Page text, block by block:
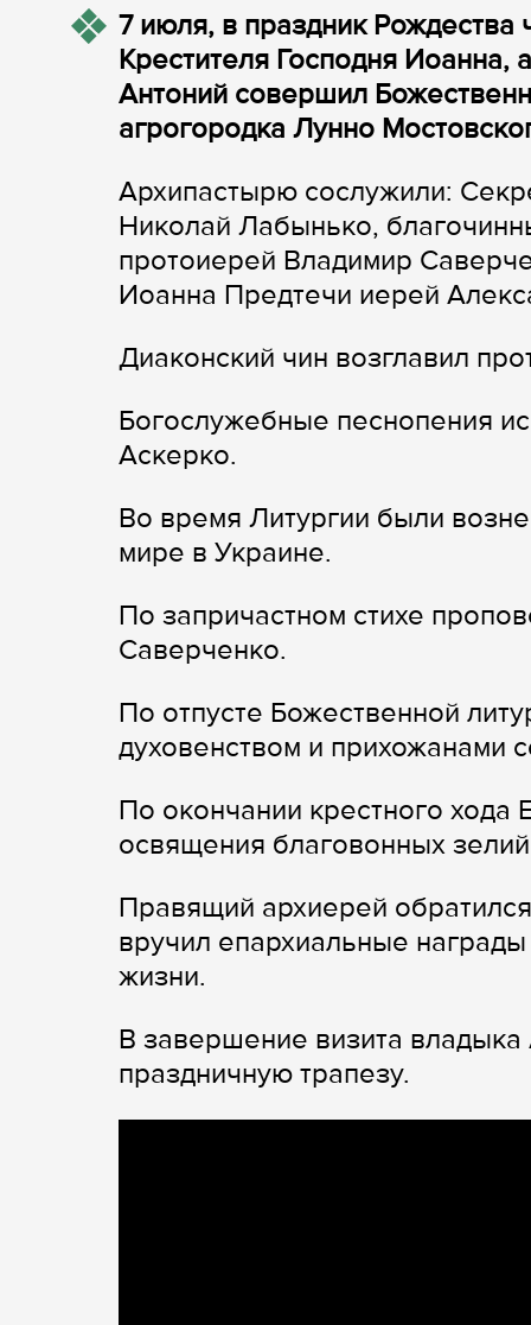
7 июля, в праздник Рождества
Крестителя Господня Иоанна,
Антоний совершил
агрогородка Лунно
Архипастырю сослужили:
Николай Лабынько,
протоиерей Владимир
Иоанна Предтечи иерей
Диаконский чин возглавил
Богослужебные песнопения
Аскерко.
Во время Литургии были
мире в Украине.
По запричастном стихе
Саверченко.
По отпусте Божественной
духовенством и прихожанами
По окончании крестного
освящения благовонных
Правящий архиерей
вручил епархиальные
жизни.
В завершение визита
праздничную трапезу.